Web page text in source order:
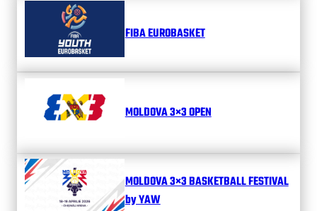
FIBA EUROBASKET
MOLDOVA 3×3 OPEN
MOLDOVA 3×3 BASKETBALL FESTIVAL
by YAW